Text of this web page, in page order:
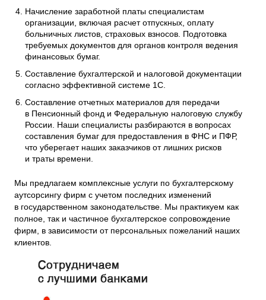
Начисление заработной платы специалистам
организации, включая расчет отпускных, оплату
больничных листов, страховых взносов. Подготовка
требуемых документов для органов контроля ведения
финансовых бумаг.
Составление бухгалтерской и налоговой документации
согласно эффективной системе 1С.
Составление отчетных материалов для передачи
в Пенсионный фонд и Федеральную налоговую службу
России. Наши специалисты разбираются в вопросах
составления бумаг для предоставления в ФНС и ПФР,
что уберегает наших заказчиков от лишних рисков
и траты времени.
Мы предлагаем комплексные услуги по бухгалтерскому
аутсорсингу фирм с учетом последних изменений
в государственном законодательстве. Мы практикуем как
полное, так и частичное бухгалтерское сопровождение
фирм, в зависимости от персональных пожеланий наших
клиентов.